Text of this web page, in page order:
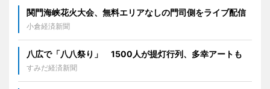
関門海峡花火大会、無料エリアなしの門司側をライブ配信
小倉経済新聞
八広で「八八祭り」 1500人が提灯行列、多幸アートも
すみだ経済新聞